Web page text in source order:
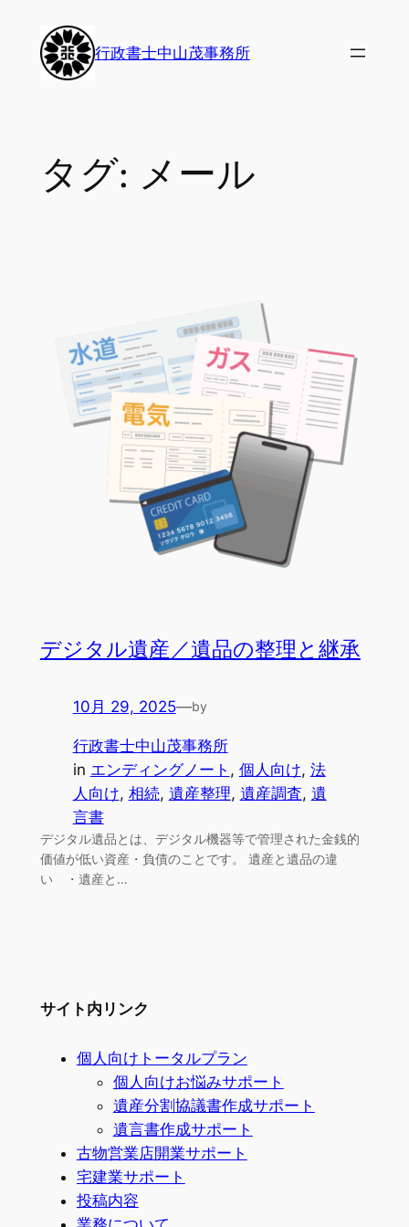
行政書士中山茂事務所
タグ: メール
デジタル遺産／遺品の整理と継承
10月 29, 2025—by
行政書士中山茂事務所
in エンディングノート , 個人向け, 法
人向け, 相続, 遺産整理, 遺産調査, 遺
言書
デジタル遺品とは、デジタル機器等で管理された金銭的
価値が低い資産・負債のことです。 遺産と遺品の違
い ・遺産と…
サイト内リンク
個人向けトータルプラン
個人向けお悩みサポート
遺産分割協議書作成サポート
遺言書作成サポート
古物営業店開業サポート
宅建業サポート
投稿内容